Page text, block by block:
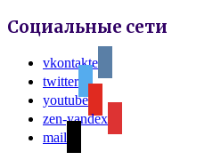
Социальные сети
vkontakte
twitter
youtube
zen-yandex
mail